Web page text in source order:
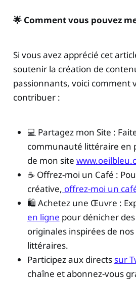
🌟 Comment vous pouvez
Si vous avez apprécié cet
soutenir la création de
passionnants, voici comment
contribuer :
💻 Partagez mon Site :
communauté littéraire en
de mon site
☕ Offrez-moi un Café :
créative, offrez-moi un
🛍️ Achetez une Œuvre :
en ligne pour dénicher
originales inspirées de
littéraires.
Participez aux directs sur
chaîne et abonnez-vous